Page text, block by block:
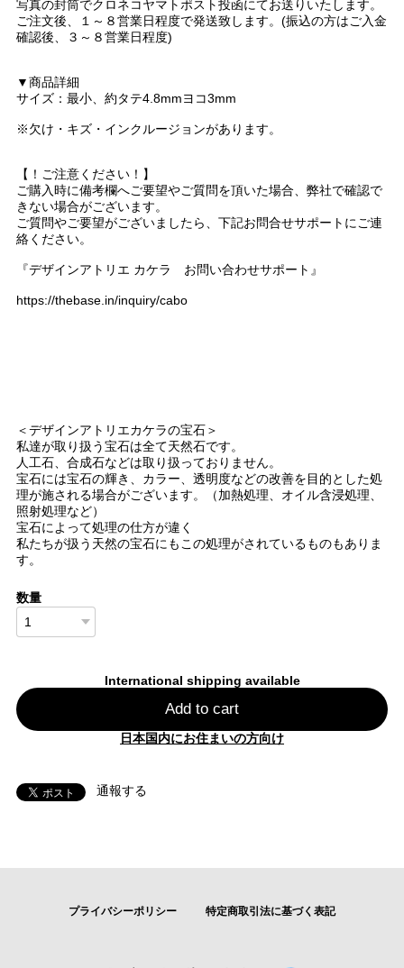
写真の封筒でクロネコヤマトポスト投函にてお送りいたします。
ご注文後、１～８営業日程度で発送致します。(振込の方はご入金
確認後、３～８営業日程度)
▼商品詳細
サイズ：最小、約タテ4.8mmヨコ3mm
※欠け・キズ・インクルージョンがあります。
【！ご注意ください！】
ご購入時に備考欄へご要望やご質問を頂いた場合、弊社で確認で
きない場合がございます。
ご質問やご要望がございましたら、下記お問合せサポートにご連
絡ください。
『デザインアトリエ カケラ お問い合わせサポート』
https://thebase.in/inquiry/cabo
＜デザインアトリエカケラの宝石＞
私達が取り扱う宝石は全て天然石です。
人工石、合成石などは取り扱っておりません。
宝石には宝石の輝き、カラー、透明度などの改善を目的とした処
理が施される場合がございます。（加熱処理、オイル含浸処理、
照射処理など）
宝石によって処理の仕方が違く
私たちが扱う天然の宝石にもこの処理がされているものもありま
す。
数量
International shipping available
Add to cart
日本国内にお住まいの方向け
通報する
プライバシーポリシー 特定商取引法に基づく表記